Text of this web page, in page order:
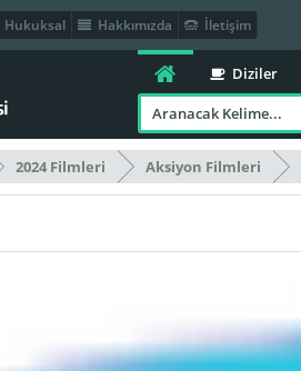
Hukuksal Hakkımızda İletişim
Diziler
2024 Filmleri Aksiyon Filmleri